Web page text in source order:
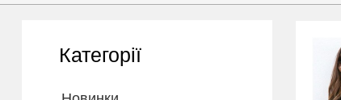
Категорії